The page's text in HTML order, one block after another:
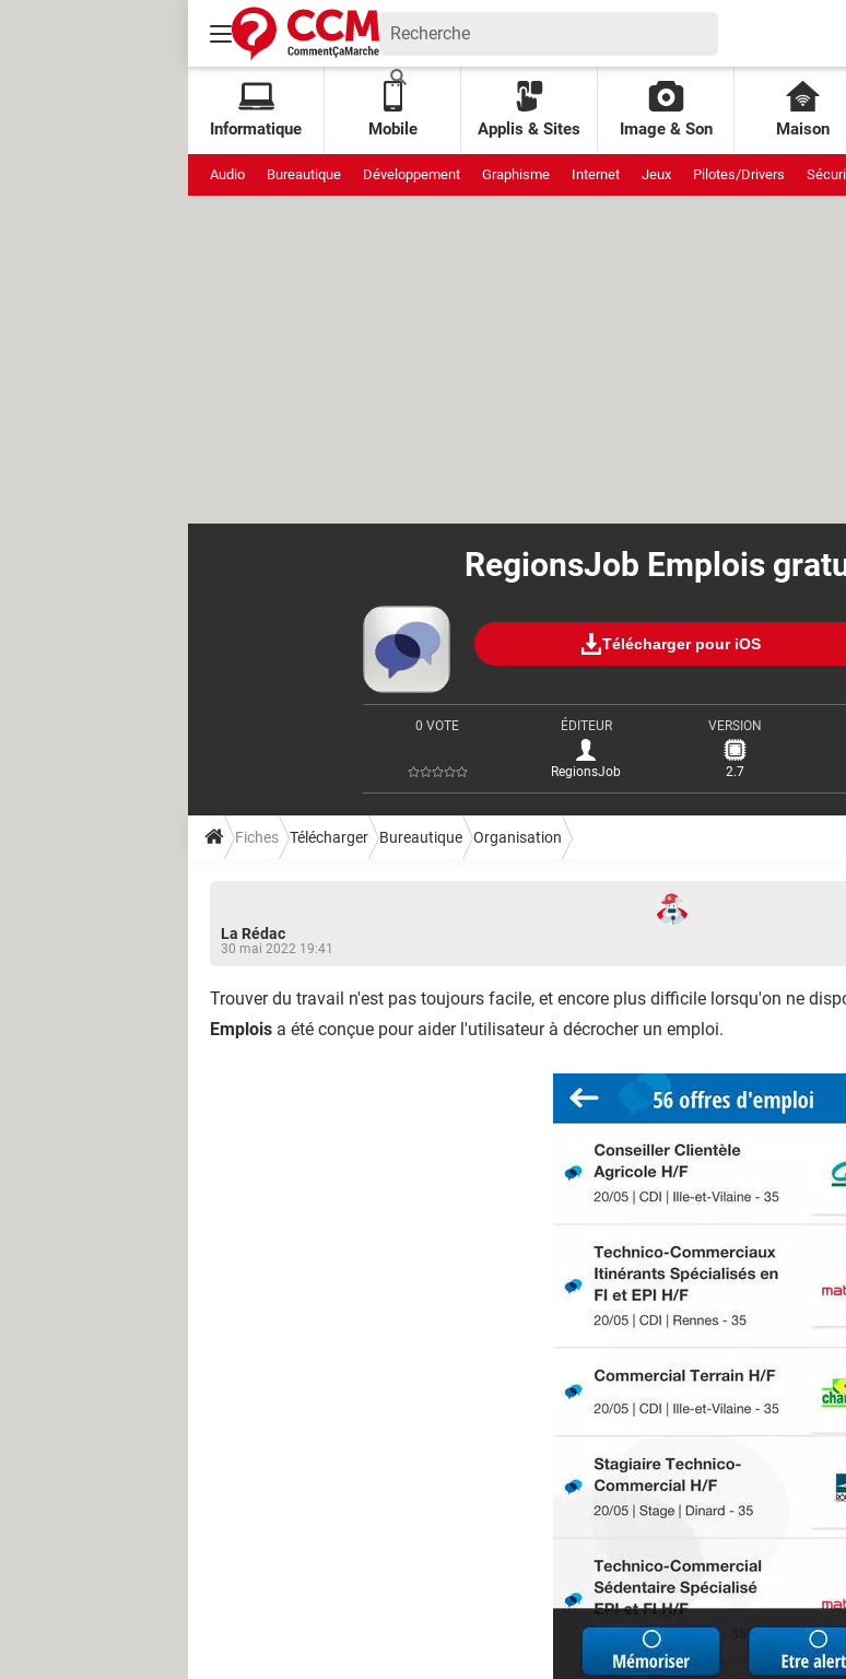
Informatique Mobile Applis & Sites Image & Son Maison
Audio Bureautique Développement Graphisme Internet Jeux Pilotes/Drivers
RegionsJob Emplois
Télécharger pour iOS
0 VOTE ÉDITEUR
RegionsJob
VERSION
2.7
Fiches Télécharger Bureautique Organisation
La Rédac
30 mai 2022 19:41
Trouver du travail n'est pas toujours facile, et encore plus difficile lorsqu'on ne
Emplois a été conçue pour aider l'utilisateur à décrocher un emploi.